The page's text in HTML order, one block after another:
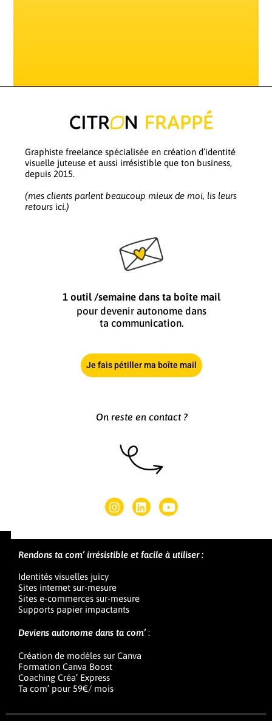
Graphiste freelance spécialisée en création d’identité
visuelle juteuse et aussi irrésistible que ton business,
depuis 2015.
(mes clients parlent beaucoup mieux de moi, lis leurs
retours ici.)
1 outil /semaine dans ta boîte mail
pour devenir autonome dans
ta communication.
Je fais pétiller ma boîte mail
On reste en contact ?
Rendons ta com’ irrésistible et facile à utiliser :
Identités visuelles juicy
Sites internet sur-mesure
Sites e-commerces sur-mesure
Supports papier impactants
Deviens autonome dans ta com’:
Création de modèles sur Canva
Formation Canva Boost
Coaching Créa’ Express
Ta com’ pour 59€/ mois